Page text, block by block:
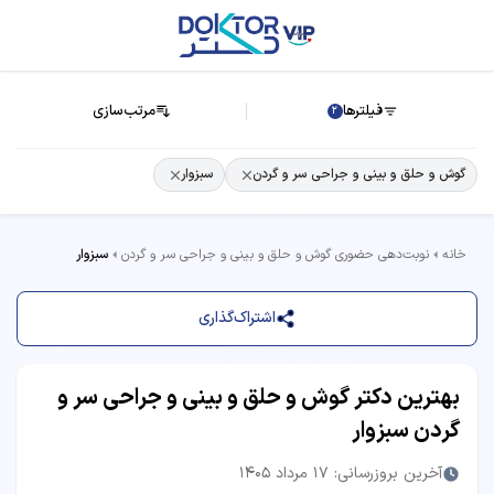
فیلترها 2 مرتب‌سازی
گوش و حلق و بینی و جراحی سر و گردن سبزوار
خانه نوبت‌دهی حضوری گوش و حلق و بینی و جراحی سر و گردن سبزوار
اشتراک‌گذاری
بهترین دکتر گوش و حلق و بینی و جراحی سر و
گردن سبزوار
آخرین بروزرسانی: 17 مرداد 1405